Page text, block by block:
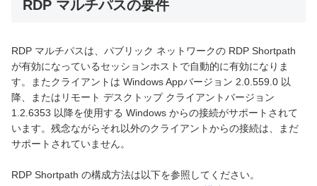
RDP マルチパスの要件
RDP マルチパスは、パブリック ネットワークの RDP Shortpath
が有効になっているセッションホストで自動的に有効になりま
す。またクライアントは Windows Appバージョン 2.0.559.0 以
降、またはリモート デスクトップ クライアントバージョン
1.2.6353 以降を使用する Windows からの接続がサポートされて
います。残念ながらそれ以外のクライアントからの接続は、まだ
サポートされていません。
RDP Shortpath の構成方法は以下を参照してください。